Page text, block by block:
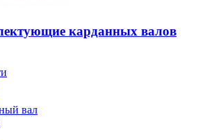
карданных валов
вал